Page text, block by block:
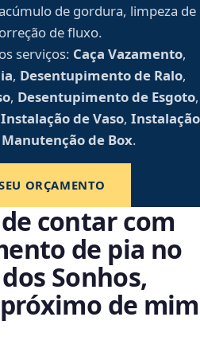
de gordura, limpeza de
de fluxo.
serviços: Caça Vazamento,
, Desentupimento de Ralo,
, Desentupimento de Esgoto,
Instalação de Vaso, Instalação
Manutenção de Box.
ORÇAMENTO
contar com
de pia no
Sonhos,
próximo de mim